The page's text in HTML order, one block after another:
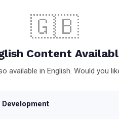
taşıyabilirsiniz. Sipariş alma
yönetebilirsiniz. Bu hizmetimiz
yazılımları genellikle
erişilebilir. Bu sayede
🇬🇧
Content
available in English. Would you